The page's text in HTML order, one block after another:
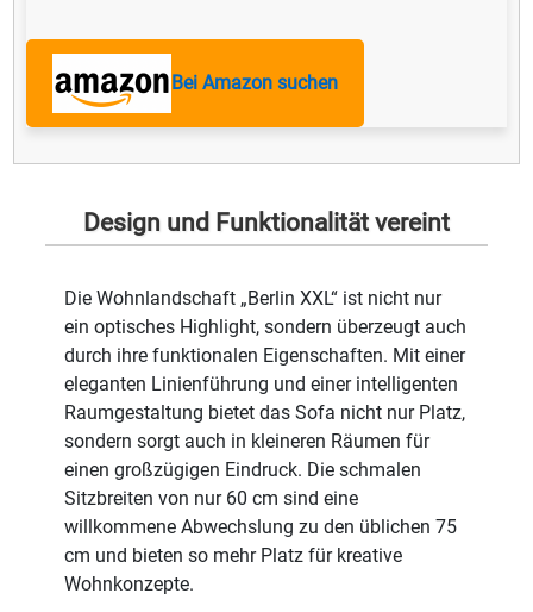
Bei Amazon suchen
Design und Funktionalität vereint
Die Wohnlandschaft „Berlin XXL“ ist nicht nur
ein optisches Highlight, sondern überzeugt auch
durch ihre funktionalen Eigenschaften. Mit einer
eleganten Linienführung und einer intelligenten
Raumgestaltung bietet das Sofa nicht nur Platz,
sondern sorgt auch in kleineren Räumen für
einen großzügigen Eindruck. Die schmalen
Sitzbreiten von nur 60 cm sind eine
willkommene Abwechslung zu den üblichen 75
cm und bieten so mehr Platz für kreative
Wohnkonzepte.